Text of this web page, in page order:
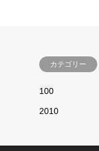
カテゴリー
100
2010